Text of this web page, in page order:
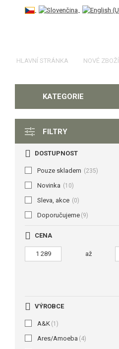
HLAVNÍ STRÁNKA NOVÉ ZBOŽÍ
KATEGORIE
FILTRY
DOSTUPNOST
Pouze skladem (235)
Novinka (10)
Sleva, akce (0)
Doporučujeme (9)
CENA
až
VÝROBCE
A&K (1)
Ares/Amoeba (4)